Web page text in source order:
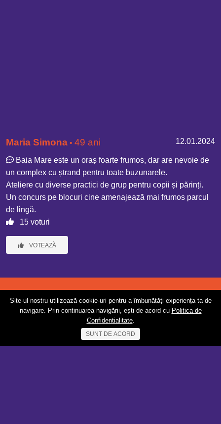
Maria Simona • 49 ani 12.01.2024
Baia Mare este un oraș foarte frumos, dar are nevoie de
un complex cu ștrand pentru toate buzunarele.
Ateliere cu diverse practici de grup pentru copii și părinți.
Un concurs pe blocuri cine amenajează mai frumos parcul
de lingă.
15 voturi
VOTEAZĂ
Site-ul nostru utilizează cookie-uri pentru a îmbunătăți experiența ta de
navigare. Prin continuarea navigării, ești de acord cu Politica de
Confidentialitate.
SUNT DE ACORD